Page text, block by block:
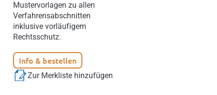
Mustervorlagen zu allen
Verfahrensabschnitten
inklusive vorläufigem
Rechtsschutz.
Info & bestellen
Zur Merkliste hinzufügen